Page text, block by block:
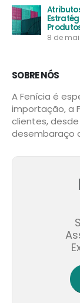
8 de
importação, a
clientes,
desembaraço